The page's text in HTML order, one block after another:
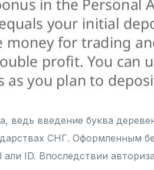
ведь введение буква
СНГ. Оформленным
али ID. Впоследствии